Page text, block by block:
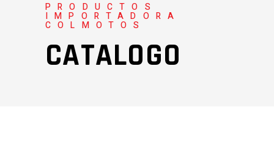
PRODUCTOS
IMPORTADORA
COLMOTOS
CATALOGO